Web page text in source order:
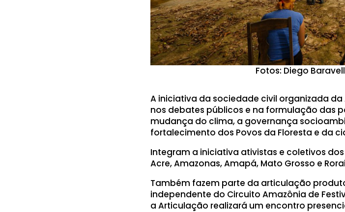
Fotos: Diego
A iniciativa da sociedade civil organizada
nos debates públicos e na formulação das
mudança do clima, a governança
fortalecimento dos Povos da Floresta e da
Integram a iniciativa ativistas e coletivos
Acre, Amazonas, Amapá, Mato Grosso e
Também fazem parte da articulação
independente do Circuito Amazônia de
a Articulação realizará um encontro